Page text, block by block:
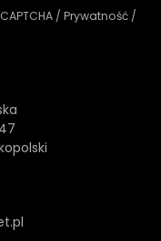
/ Prywatność /